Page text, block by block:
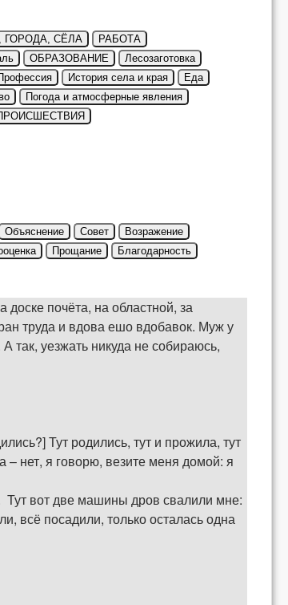
ГОРОДА, СЁЛА
РАБОТА
ОБРАЗОВАНИЕ
Лесозаготовка
История села и края
Еда
Погода и атмосферные явления
Объяснение Совет
Возражение
Прощание
Благодарность
доске почёта, на областной, за
труда и вдова ешо вдобавок. Муж у
так, уезжать никуда не собираюсь,
Тут родились, тут и прожила, тут
нет, я говорю, везите меня домой: я
Тут вот две машины дров свалили мне:
всё посадили, только осталась одна